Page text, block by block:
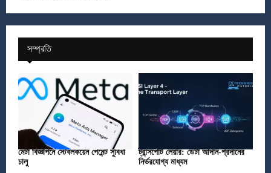
সম্প্রতি
মেটা বিজ্ঞাপনে স্টেবলকয়েন পেমেন্ট সুবিধা
চালু
ট্রান্সপোর্ট লেয়ার: ডেটা আদান-প্রদানের
নির্ভরযোগ্য মাধ্যম